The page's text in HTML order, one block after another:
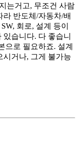
는거고, 무조건 사람
라 반도체/자동차/배
회로, 설계 등이
습니다. 다 좋습니
으로 필요하죠. 설계
시거나, 그게 불가능